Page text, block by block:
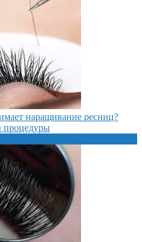
наращивание ресниц?
процедуры